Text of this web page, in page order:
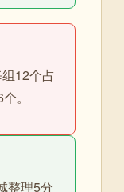
12个占
。
整理5分